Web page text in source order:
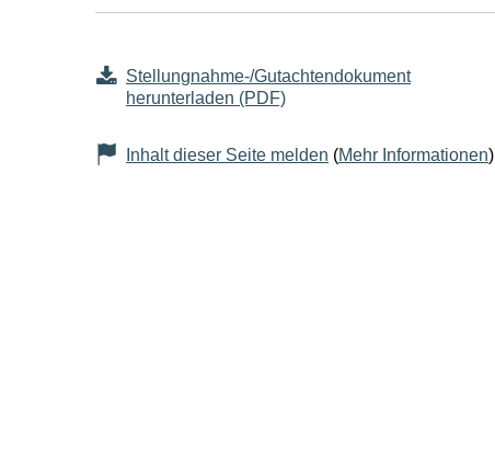
Seiteninhalt
Stellungnahme-/Gutachtendokument
herunterladen (PDF)
Inhalt dieser Seite melden (Mehr Informationen)